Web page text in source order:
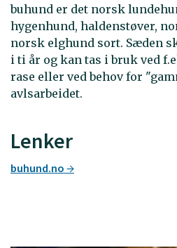
buhund er det norsk
hygenhund, haldenstøver,
norsk elghund sort. Sæden
i ti år og kan tas i bruk ved
rase eller ved behov for
avlsarbeidet.
Lenker
buhund.no